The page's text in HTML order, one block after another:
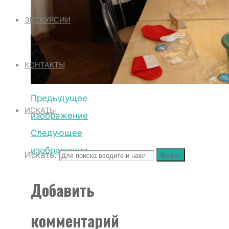
ЭКСКУРСИИ
КОНТАКТЫ
ИСКАТЬ:
Искать: Искать:
Предыдущее
изображение
Следующее
изображение
Добавить
комментарий